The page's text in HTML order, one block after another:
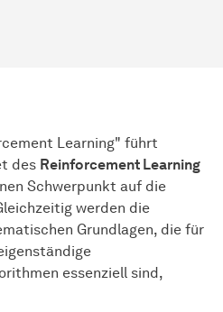
Learning" führt
des Reinforcement Learning
Schwerpunkt auf die
werden die
Grundlagen, die für
essenziell sind,